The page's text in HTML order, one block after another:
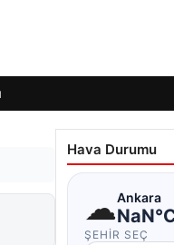
Hava Durumu
☁Ankara
ŞEHIR SEÇ